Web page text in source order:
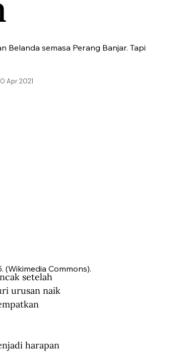
semasa Perang Banjar. Tapi
Apr 2021
(Wikimedia Commons).
setelah
urusan naik
harapan